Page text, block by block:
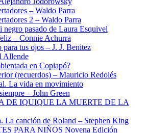
– Waldo Parra
2 – Waldo Parra
pasado de Laura Esquivel
– Connie Achurra
para tus ojos – J. J. Benitez
Allende
en Copiapó?
(recuerdos) – Mauricio Redolés
La vida en movimiento
– John Green
DE IQUIQUE LA MUERTE DE LA
La canción de Roland – Stephen King
PARA NIÑOS Novena Edición